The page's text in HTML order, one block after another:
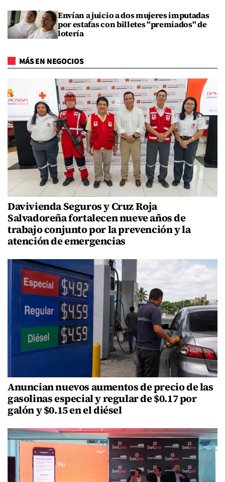
Envían a juicio a dos mujeres imputadas
por estafas con billetes "premiados" de
lotería
MÁS EN NEGOCIOS
Davivienda Seguros y Cruz Roja
Salvadoreña fortalecen nueve años de
trabajo conjunto por la prevención y la
atención de emergencias
Anuncian nuevos aumentos de precio de las
gasolinas especial y regular de $0.17 por
galón y $0.15 en el diésel